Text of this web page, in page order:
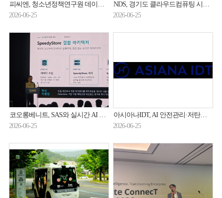
피씨엔, 청소년정책연구원 데이터 개방체계 구축
2026-06-25
NDS, 경기도 클라우드컴퓨팅 시스템 구축 2차 사업 수주
2026-06-25
코오롱베니트, SAS와 실시간 AI 분석 플랫폼 시장 공략
2026-06-25
아시아나IDT, AI 안전관리·저탄소 인증 획득
2026-06-25